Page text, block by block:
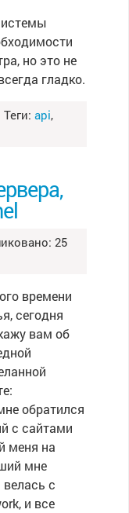
но это не
гладко.
Теги: api,
25
времени
сегодня
вам об
обратился
с сайтами
меня на
мне
с
и все